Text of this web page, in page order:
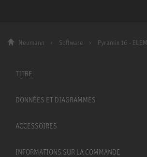
Neumann Software Pyramix 16 -
TITRE
DONNÉES ET DIAGRAMMES
ACCESSOIRES
INFORMATIONS SUR LA COMMANDE